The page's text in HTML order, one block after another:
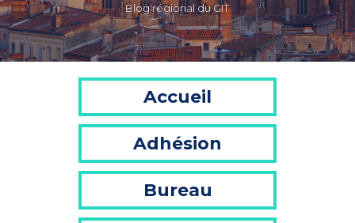
Blog régional du GIT
Accueil
Adhésion
Bureau